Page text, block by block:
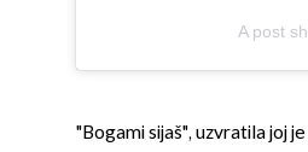
A post
"Bogami sijaš", uzvratila joj je